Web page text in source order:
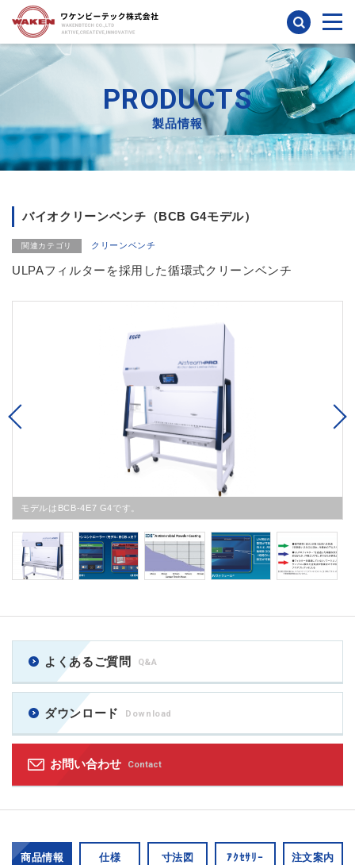
検索
PRODUCTS
製品情報
バイオクリーンベンチ（BCB G4モデル）
関連カテゴリ クリーンベンチ
ULPAフィルターを採用した循環式クリーンベンチ
モデルはBCB-4E7 G4です。
よくあるご質問 Q&A
ダウンロード Download
お問い合わせ Contact
商品情報 仕様 寸法図 ｱｸｾｻﾘｰ 注文案内